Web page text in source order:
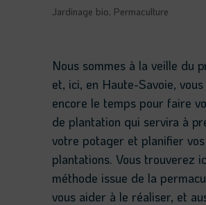
Jardinage bio, Permaculture
Nous sommes à la veille du
et, ici, en Haute-Savoie, vous
encore le temps pour faire
de plantation qui servira à
votre potager et planifier
plantations. Vous trouverez
méthode issue de la
vous aider à le réaliser, et